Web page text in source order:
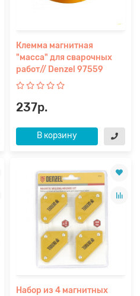
Клемма магнитная
"масса" для сварочных
работ// Denzel 97559
237р.
В корзину
Набор из 4 магнитных